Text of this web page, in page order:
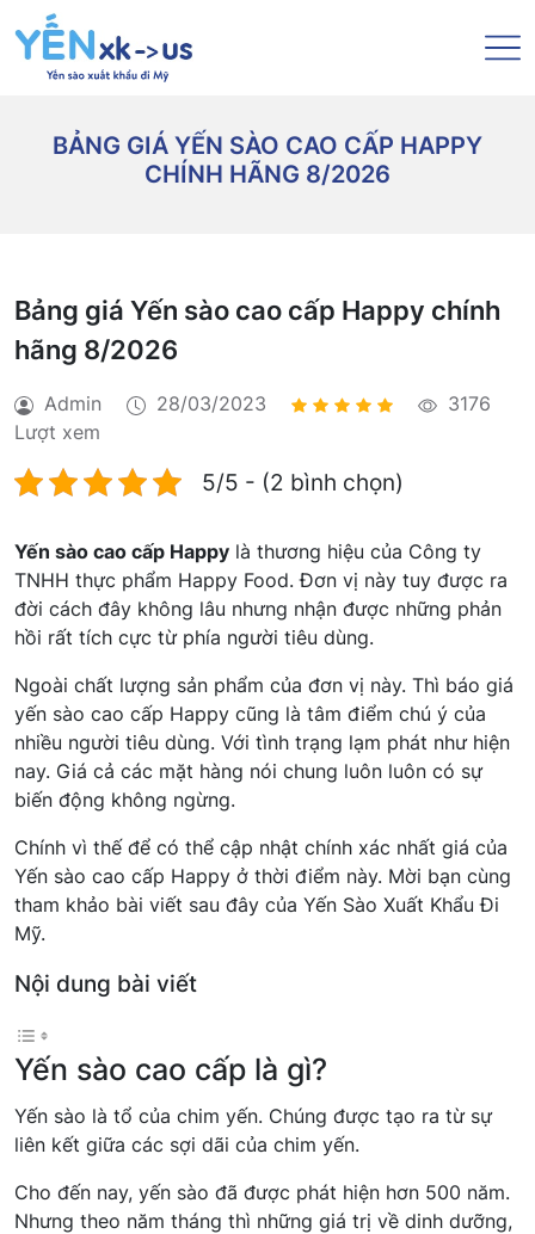
BẢNG GIÁ YẾN SÀO CAO CẤP HAPPY
CHÍNH HÃNG 8/2026
Bảng giá Yến sào cao cấp Happy chính
hãng 8/2026
Admin 28/03/2023
3176
Lượt xem
5/5 - (2 bình chọn)
Yến sào cao cấp Happy là thương hiệu của Công ty
TNHH thực phẩm Happy Food. Đơn vị này tuy được ra
đời cách đây không lâu nhưng nhận được những phản
hồi rất tích cực từ phía người tiêu dùng.
Ngoài chất lượng sản phẩm của đơn vị này. Thì báo giá
yến sào cao cấp Happy cũng là tâm điểm chú ý của
nhiều người tiêu dùng. Với tình trạng lạm phát như hiện
nay. Giá cả các mặt hàng nói chung luôn luôn có sự
biến động không ngừng.
Chính vì thế để có thể cập nhật chính xác nhất giá của
Yến sào cao cấp Happy ở thời điểm này. Mời bạn cùng
tham khảo bài viết sau đây của Yến Sào Xuất Khẩu Đi
Mỹ.
Nội dung bài viết
Yến sào cao cấp là gì?
Yến sào là tổ của chim yến. Chúng được tạo ra từ sự
liên kết giữa các sợi dãi của chim yến.
Cho đến nay, yến sào đã được phát hiện hơn 500 năm.
Nhưng theo năm tháng thì những giá trị về dinh dưỡng,